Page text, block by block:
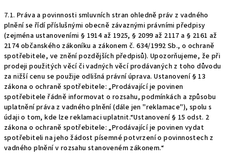
7.1. Práva a povinnosti smluvních stran ohledně práv z vadného
plnění se řídí příslušnými obecně závaznými právními předpisy
(zejména ustanoveními § 1914 až 1925, § 2099 až 2117 a § 2161 až
2174 občanského zákoníku a zákonem č. 634/1992 Sb., o ochraně
spotřebitele, ve znění pozdějších předpisů). Upozorňujeme, že při
prodeji použitých věcí či vadných věcí prodávaných z toho důvodu
za nižší cenu se použije odlišná právní úprava. Ustanovení § 13
zákona o ochraně spotřebitele: „Prodávající je povinen
spotřebitele řádně informovat o rozsahu, podmínkách a způsobu
uplatnění práva z vadného plnění (dále jen "reklamace"), spolu s
údaji o tom, kde lze reklamaci uplatnit.“Ustanovení § 15 odst. 2
zákona o ochraně spotřebitele: „Prodávající je povinen vydat
spotřebiteli na jeho žádost písemné potvrzení o povinnostech z
vadného plnění v rozsahu stanoveném zákonem.“